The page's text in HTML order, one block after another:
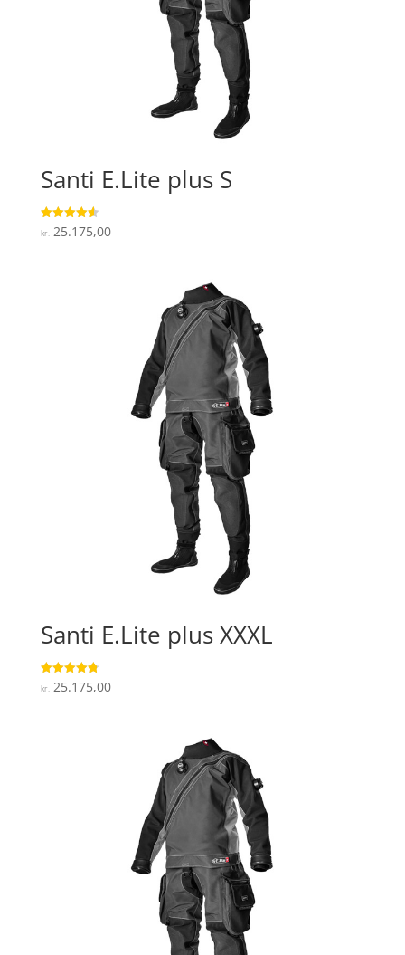
Santi E.Lite plus S
Vurderet
4.6
kr. 25.175,00
Santi E.Lite plus XXXL
Vurderet
4.8
kr.25.175,00